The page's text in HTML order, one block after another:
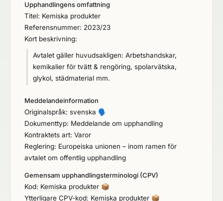
Upphandlingens omfattning
Titel: Kemiska produkter
Referensnummer: 2023/23
Kort beskrivning:
Avtalet gäller huvudsakligen: Arbetshandskar,
kemikalier för tvätt & rengöring, spolarvätska,
glykol, städmaterial mm.
Meddelandeinformation
Originalspråk: svenska 🗣️
Dokumenttyp: Meddelande om upphandling
Kontraktets art: Varor
Reglering: Europeiska unionen – inom ramen för
avtalet om offentlig upphandling
Gemensam upphandlingsterminologi (CPV)
Kod: Kemiska produkter 📦
Ytterligare CPV-kod: Kemiska produkter 📦